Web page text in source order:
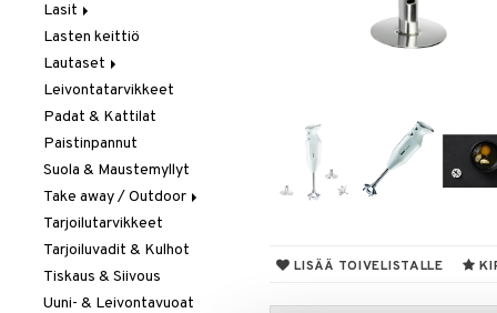
LISÄÄ TOIVELISTALLE
Lasit
Juoma- & Cocktailasit
Juomalasit
Olutlasit
Shamppanjalasit
Snapsi- & Aveclasit
Viinilasit
Whiskey- & Konjakkilasit
Lasten keittiö
Lautaset
Asetit
Ruokalautaset
Syvät lautaset
Leivontatarvikkeet
Padat & Kattilat
Paistinpannut
Suola & Maustemyllyt
Take away / Outdoor
Eväslaatikot
Pullot
Termoskannut
Termosmukit
Tarjoilutarvikkeet
Tarjoiluvadit & Kulhot
Tiskaus & Siivous
Uuni- & Leivontavuoat